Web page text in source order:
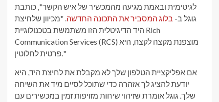
לגיטימית ובאמת מגיעה מהמכשיר של איש הקשר", כותבת
גוגל ב- בלוג המסביר את התכונה החדשה. "מכיוון שלחיצת
היד הדיגיטלית הזו משתמשת בטכנולוגיית Rich
Communication Services (RCS) מוצפנת מקצה לקצה, היא
פרטית לחלוטין."
אם אפליקציית הטלפון שלך לא מקבלת את לחיצת היד, היא
יודעת להציג לך אזהרה כדי שתוכל לסיים מיד את השיחה
שלך. גוגל אומרת שזיהוי שיחות מזויפות זמין במכשירים עם